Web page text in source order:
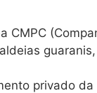
CMPC
privado